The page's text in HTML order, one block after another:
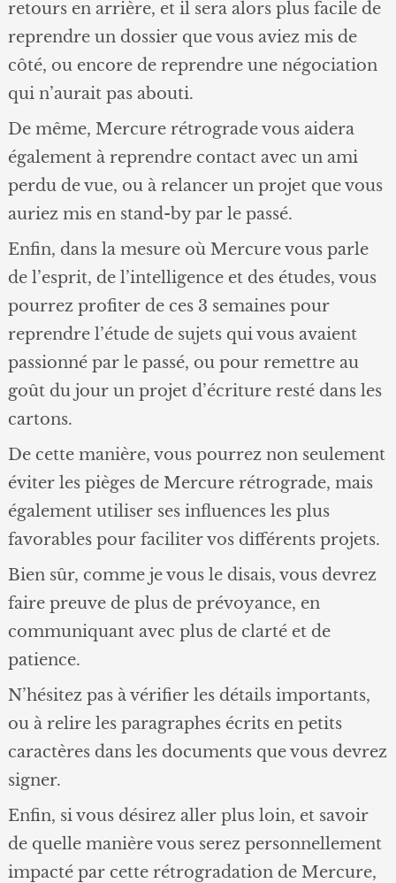
retours en arrière, et il sera alors plus facile de
reprendre un dossier que vous aviez mis de
côté, ou encore de reprendre une négociation
qui n’aurait pas abouti.
De même, Mercure rétrograde vous aidera
également à reprendre contact avec un ami
perdu de vue, ou à relancer un projet que vous
auriez mis en stand-by par le passé.
Enfin, dans la mesure où Mercure vous parle
de l’esprit, de l’intelligence et des études, vous
pourrez profiter de ces 3 semaines pour
reprendre l’étude de sujets qui vous avaient
passionné par le passé, ou pour remettre au
goût du jour un projet d’écriture resté dans les
cartons.
De cette manière, vous pourrez non seulement
éviter les pièges de Mercure rétrograde, mais
également utiliser ses influences les plus
favorables pour faciliter vos différents projets.
Bien sûr, comme je vous le disais, vous devrez
faire preuve de plus de prévoyance, en
communiquant avec plus de clarté et de
patience.
N’hésitez pas à vérifier les détails importants,
ou à relire les paragraphes écrits en petits
caractères dans les documents que vous devrez
signer.
Enfin, si vous désirez aller plus loin, et savoir
de quelle manière vous serez personnellement
impacté par cette rétrogradation de Mercure,